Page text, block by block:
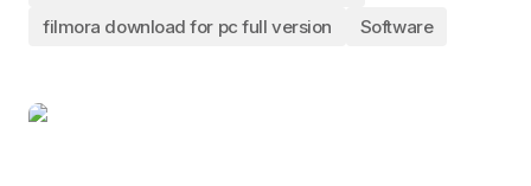
filmora download for pc full version
Software